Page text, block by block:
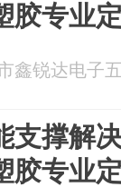
胶专业
鑫锐达电子
支撑解
胶专业